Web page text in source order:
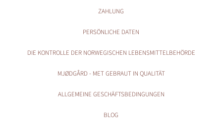
ZAHLUNG
PERSÖNLICHE DATEN
DIE KONTROLLE DER NORWEGISCHEN LEBENSMITTELBEHÖRDE
MJØDGÅRD - MET GEBRAUT IN QUALITÄT
ALLGEMEINE GESCHÄFTSBEDINGUNGEN
BLOG